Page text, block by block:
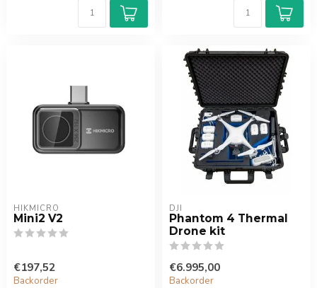
HIKMICRO
Mini2 V2
€197,52
Backorder
DJI
Phantom 4 Thermal
Drone kit
€6.995,00
Backorder